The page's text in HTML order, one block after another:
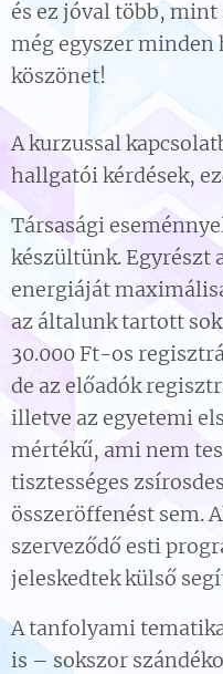
és ez jóval több,
még egyszer minden
köszönet!
A kurzussal
hallgatói kérdések,
Társasági
készültünk. Egyrészt
energiáját
az általunk tartott
30.000 Ft-os
de az előadók
illetve az egyetemi
mértékű, ami nem
tisztességes
összeröffenést sem.
szerveződő esti
jeleskedtek külső
A tanfolyami
is – sokszor